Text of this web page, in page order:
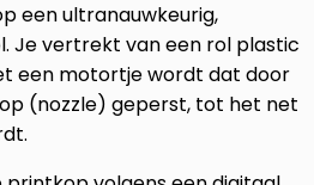
een ultranauwkeurig,
Je vertrekt van een rol plastic
een motortje wordt dat door
(nozzle) geperst, tot het net